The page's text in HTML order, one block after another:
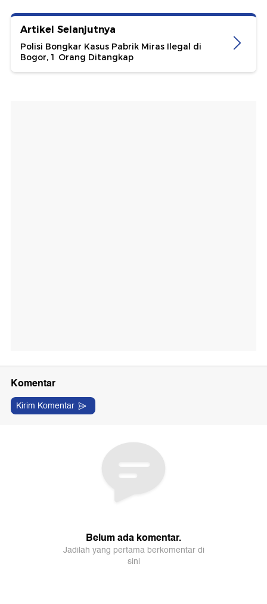
Artikel Selanjutnya
Polisi Bongkar Kasus Pabrik Miras Ilegal di
Bogor, 1 Orang Ditangkap